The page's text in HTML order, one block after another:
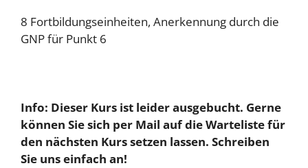
8 Fortbildungseinheiten, Anerkennung durch die
GNP für Punkt 6
Info: Dieser Kurs ist leider ausgebucht. Gerne
können Sie sich per Mail auf die Warteliste für
den nächsten Kurs setzen lassen. Schreiben
Sie uns einfach an!